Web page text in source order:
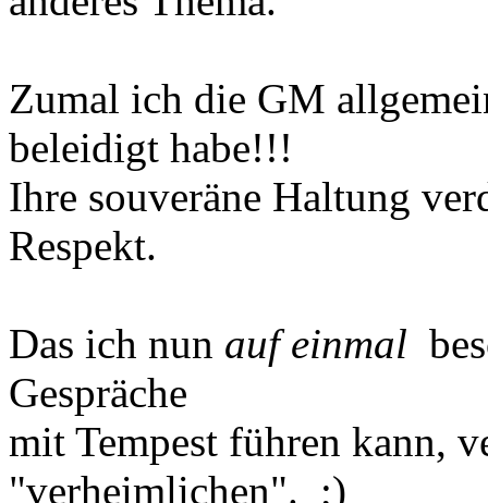
Zumal ich die GM
beleidigt habe!!!
Ihre souveräne Haltung
Respekt.
Das ich nun auf einmal
Gespräche
mit Tempest führen kann,
"verheimlichen". ;)